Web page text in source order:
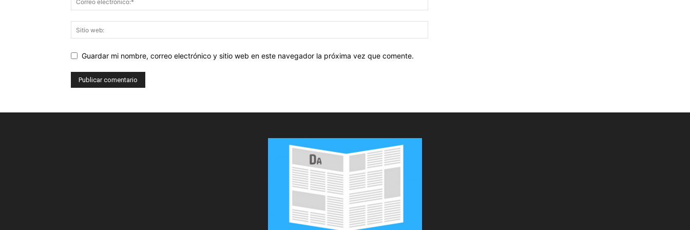
Guardar mi nombre, correo electrónico y sitio web en este navegador la próxima vez que comente.